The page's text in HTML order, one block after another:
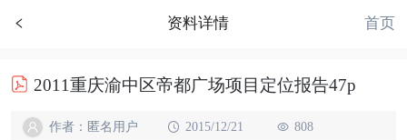
资料详情 首页
2011重庆渝中区帝都广场项目定位报告47p
作者：匿名用户 2015/12/21 808